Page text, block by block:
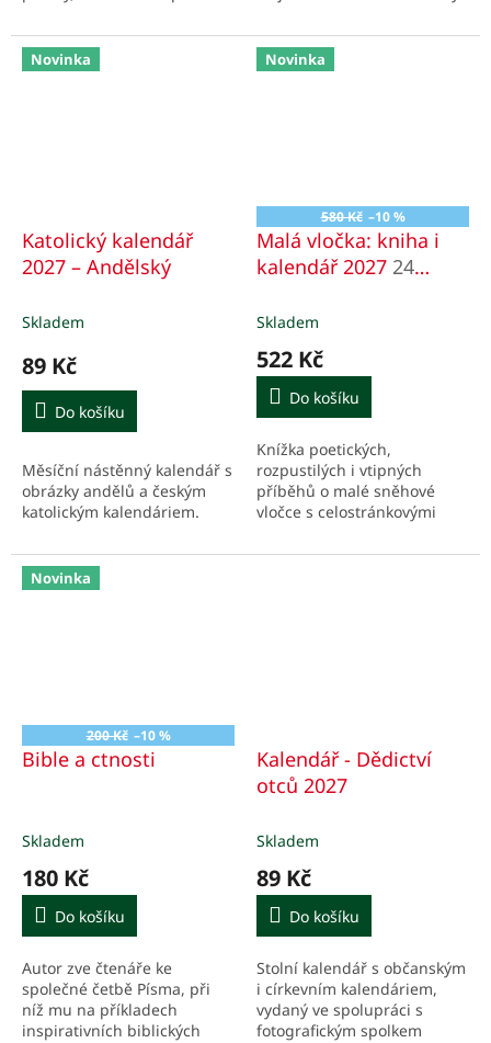
objevovat, co všechno ještě
knížka nabízí.
podkladu ve tvaru houslí.
Novinka
Katolický kalendář
2027 – Andělský
Skladem
89 Kč
Do košíku
Měsíční nástěnný kalendář s
obrázky andělů a českým
katolickým kalendáriem.
Novinka
580 Kč –10 %
Malá vločka: kniha i
kalendář 2027 24
Skladem
522 Kč
Do košíku
Knížka poetických,
rozpustilých i vtipných
příběhů o malé sněhové
vločce s celostránkovými
kalendářem na rok 2027 s
Novinka
200 Kč –10 %
Bible a ctnosti
Skladem
180 Kč
Do košíku
Autor zve čtenáře ke
společné četbě Písma, při
níž mu na příkladech
inspirativních biblických
Kalendář - Dědictví
otců 2027
Skladem
89 Kč
Do košíku
Stolní kalendář s občanským
i církevním kalendáriem,
vydaný ve spolupráci s
fotografickým spolkem